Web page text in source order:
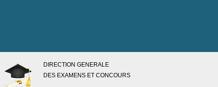
DIRECTION GENERALE
DES EXAMENS ET CONCOURS